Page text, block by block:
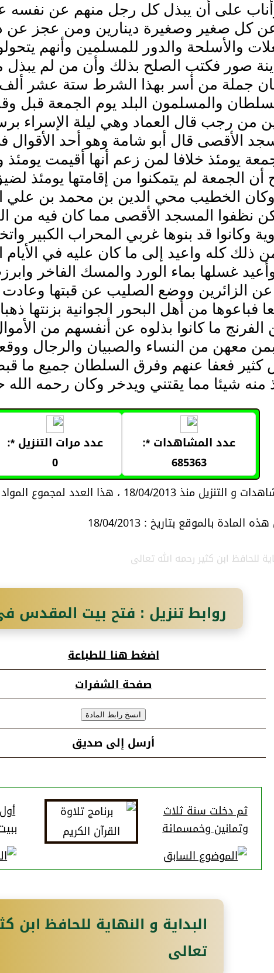
على أن يبذل كل رجل منهم عن نفسه
كل صغير وصغيرة دينارين ومن عجز عن
والأسلحة والدور للمسلمين وأنهم
صور فكتب الصلح بذلك وأن من لم يبذل
جملة من أسر بهذا الشرط ستة عشر
والمسلمون البلد يوم الجمعة قبل
من رجب قال العماد وهي ليلة الإسراء
الأقصى قال أبو شامة وهو أحد الأقوال
يومئذ خلافا لمن زعم أنها أقيمت
أن الجمعة لم يتمكنوا من إقامتها يومئذ
وكان الخطيب محي الدين بن محمد بن علي
نظفوا المسجد الأقصى مما كان فيه من
وكانوا قد بنوها غربي المحراب الكبير
كله واعيد إلى ما كان عليه في الأيام
غسلها بماء الورد والمسك الفاخر
الزائرين ووضع الصليب عن قبتها وعادت
فباعوها من أهل البحور الجوانية بزنتها
ما كانوا بذلوه عن أنفسهم من
معهن من النساء والصبيان والرجال
كثير فعفا عنهم وفرق السلطان جميع ما
منه شيئا مما يقتني ويدخر وكان رحمه الله
عدد المشاهدات *:
685363
عدد مرات التنزيل *:
0
2013 ، هذا العدد لمجموع المواد المتعلقة بموضوع المادة
بالموقع بتاريخ : 18/04/2013
للحافظ ابن كثير رحمه الله تعالى
روابط تنزيل : فتح بيت المقدس
اضغط هنا للطباعة
صفحة الشفرات
أرسل إلى صديق
ثم دخلت سنة ثلاث
وثمانين وخمسمائة
البداية و النهاية للحافظ ابن
تعالى